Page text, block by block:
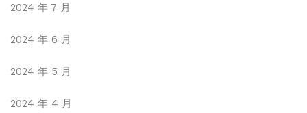
2024 年 7 月
2024 年 6 月
2024 年 5 月
2024 年 4 月